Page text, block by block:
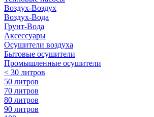
Воздух-Воздух
Воздух-Вода
Грунт-Вода
Аксессуары
Осушители воздуха
Бытовые осушители
Промышленные осушители
< 30 литров
50 литров
70 литров
80 литров
90 литров